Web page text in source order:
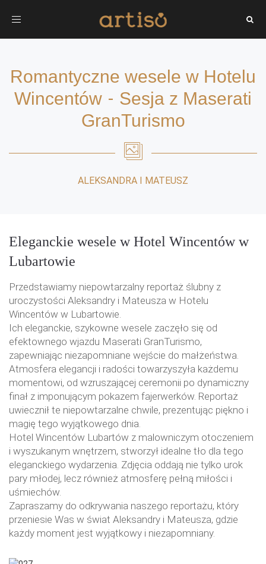
Toggle
Romantyczne wesele w Hotelu
Wincentów - Sesja z Maserati
GranTurismo
ALEKSANDRA I MATEUSZ
Eleganckie wesele w Hotel Wincentów w
Lubartowie
Przedstawiamy niepowtarzalny reportaż ślubny z
uroczystości Aleksandry i Mateusza w Hotelu
Wincentów w Lubartowie.
Ich eleganckie, szykowne wesele zaczęło się od
efektownego wjazdu Maserati GranTurismo,
zapewniając niezapomniane wejście do małżeństwa.
Atmosfera elegancji i radości towarzyszyła każdemu
momentowi, od wzruszającej ceremonii po dynamiczny
finał z imponującym pokazem fajerwerków. Reportaż
uwiecznił te niepowtarzalne chwile, prezentując piękno i
magię tego wyjątkowego dnia.
Hotel Wincentów Lubartów z malowniczym otoczeniem
i wyszukanym wnętrzem, stworzył idealne tło dla tego
eleganckiego wydarzenia. Zdjęcia oddają nie tylko urok
pary młodej, lecz również atmosferę pełną miłości i
uśmiechów.
Zapraszamy do odkrywania naszego reportażu, który
przeniesie Was w świat Aleksandry i Mateusza, gdzie
każdy moment jest wyjątkowy i niezapomniany.